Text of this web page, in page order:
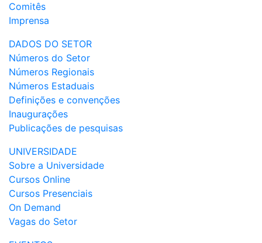
Comitês
Imprensa
DADOS DO SETOR
Números do Setor
Números Regionais
Números Estaduais
Definições e convenções
Inaugurações
Publicações de pesquisas
UNIVERSIDADE
Sobre a Universidade
Cursos Online
Cursos Presenciais
On Demand
Vagas do Setor